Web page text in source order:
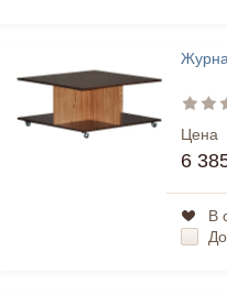
Цена
6
В